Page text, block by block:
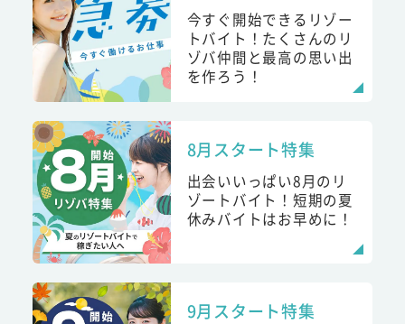
今すぐ開始できるリゾー
トバイト！たくさんのリ
ゾバ仲間と最高の思い出
を作ろう！
8月スタート特集
出会いいっぱい8月のリ
ゾートバイト！短期の夏
休みバイトはお早めに！
9月スタート特集